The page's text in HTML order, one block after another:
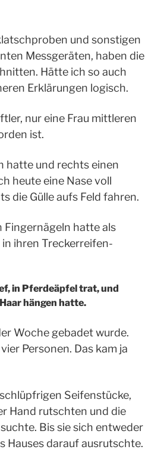
und sonstigen
Messgeräten, haben die
Hätte ich so auch
Erklärungen logisch.
nur eine Frau mittleren
ist.
hatte und rechts einen
heute eine Nase voll
die Gülle aufs Feld fahren.
Fingernägeln hatte als
ihren Treckerreifen-
in Pferdeäpfel trat, und
hängen hatte.
Woche gebadet wurde.
Personen. Das kam ja
Seifenstücke,
Hand rutschten und die
Bis sie sich entweder
Hauses darauf ausrutschte.